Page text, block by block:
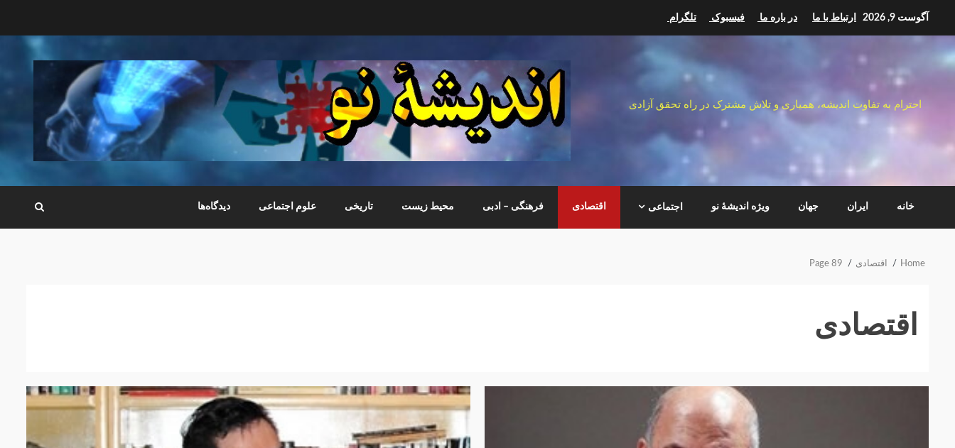
content
آگوست 9, 2026 ارتباط با ما در باره ما فیسبوک تلگرام
احترام به تفاوت اندیشه، همیاری و تلاش مشترک در راه تحقق آزادی
خانه ایران جهان ویژه اندیشهٔ نو اجتماعی اقتصادی فرهنگی – ادبی محیط زیست تاریخی علوم اجتماعی دیدگاه‌ها
Home اقتصادی Page 89
اقتصادی